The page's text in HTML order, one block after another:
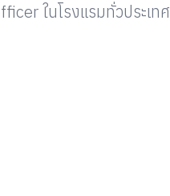
ในโรงแรมทั่วประเทศ